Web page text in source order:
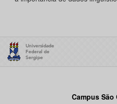
Campus São